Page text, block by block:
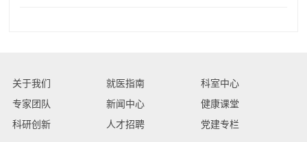
关于我们 就医指南
科室中心
专家团队
新闻中心
健康课堂
科研创新
人才招聘 党建专栏